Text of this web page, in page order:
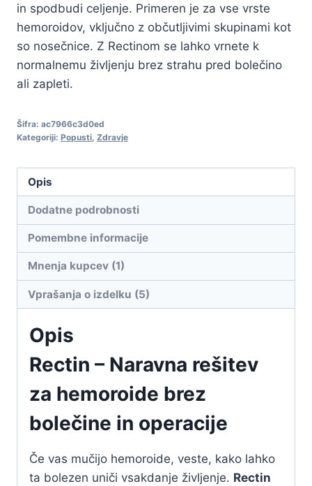
in spodbudi celjenje. Primeren je za vse vrste
hemoroidov, vključno z občutljivimi skupinami kot
so nosečnice. Z Rectinom se lahko vrnete k
normalnemu življenju brez strahu pred bolečino
ali zapleti.
Šifra: ac7966c3d0ed
Kategoriji: Popusti Zdravje
Opis
Dodatne podrobnosti
Pomembne informacije
Mnenja kupcev (1)
Vprašanja o izdelku (5)
Opis
Rectin – Naravna rešitev
za hemoroide brez
bolečine in operacije
Če vas mučijo hemoroide, veste, kako lahko
ta bolezen uniči vsakdanje življenje. Rectin